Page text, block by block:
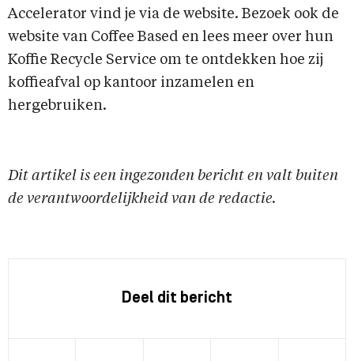
Accelerator vind je via de website. Bezoek ook de
website van Coffee Based en lees meer over hun
Koffie Recycle Service om te ontdekken hoe zij
koffieafval op kantoor inzamelen en
hergebruiken.
Dit artikel is een ingezonden bericht en valt buiten
de verantwoordelijkheid van de redactie.
Deel dit bericht